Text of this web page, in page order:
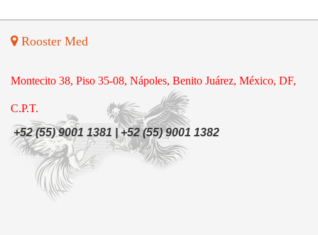
Rooster Med
Montecito 38, Piso 35-08, Nápoles, Benito Juárez, México, DF,
C.P.T.
+52 (55) 9001 1381 | +52 (55) 9001 1382